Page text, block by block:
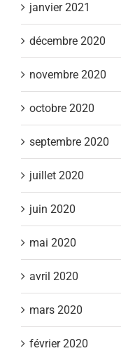
janvier 2021
décembre 2020
novembre 2020
octobre 2020
septembre 2020
juillet 2020
juin 2020
mai 2020
avril 2020
mars 2020
février 2020